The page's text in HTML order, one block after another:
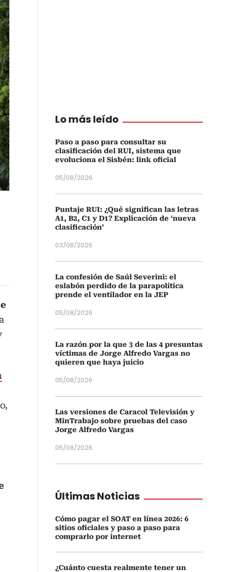
Lo más leído
Paso a paso para consultar su
clasificación del RUI, sistema que
evoluciona el Sisbén: link oficial
05/08/2026
Puntaje RUI: ¿Qué significan las letras
A1, B2, C1 y D1? Explicación de ‘nueva
clasificación’
03/08/2026
La confesión de Saúl Severini: el
eslabón perdido de la parapolítica
prende el ventilador en la JEP
05/08/2026
La razón por la que 3 de las 4 presuntas
víctimas de Jorge Alfredo Vargas no
quieren que haya juicio
05/08/2026
Las versiones de Caracol Televisión y
MinTrabajo sobre pruebas del caso
Jorge Alfredo Vargas
05/08/2026
Últimas Noticias
Cómo pagar el SOAT en línea 2026: 6
sitios oficiales y paso a paso para
comprarlo por internet
¿Cuánto cuesta realmente tener un